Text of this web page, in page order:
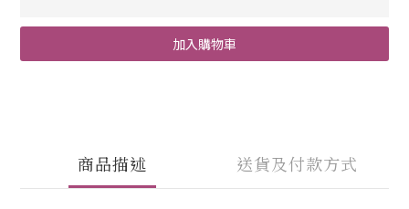
加入購物車
商品描述 送貨及付款方式